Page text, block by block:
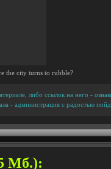
the city turns to rubble?
либо ссылок на него -
- администрация с радостью
Мб.):